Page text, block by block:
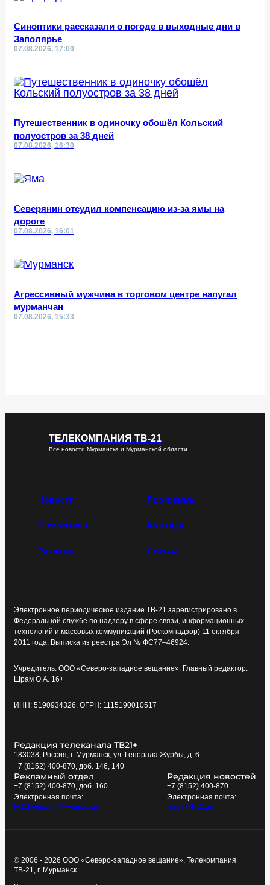
Синоптики рассказали о погоде в выходные дни в
Заполярье
07.08.2026, 17:00
Путешественник в одиночку обошёл Кольский
полуостров за 38 дней
07.08.2026, 16:30
Северянин отсудил компенсацию из-за ямы на
дороге
07.08.2026, 16:01
Агрессивный мужчина в торговом центре напугал
мурманчан
07.08.2026, 15:33
ТЕЛЕКОМПАНИЯ ТВ-21
Все новости Мурманска и Мурманской области
Новости Программы
О компании Команда
Реклама Статьи
Электронное периодическое издание ТВ-21 зарегистрировано в
Федеральной службе по надзору в сфере связи, информационных
технологий и массовых коммуникаций (Роскомнадзор) 11 октября
2011 года. Выписка из реестра Эл № ФС77–46924.
Учредитель: ООО «Северо-западное вещание». Главный редактор:
Шрам О.А. 16+
ИНН: 5190934326, ОГРН: 1115190010517
Редакция телеканала ТВ21+
183038, Россия, г. Мурманск, ул. Генерала Журбы, д. 6
+7 (8152) 400-870, доб. 146, 140
Рекламный отдел
+7 (8152) 400-870, доб. 160
Электронная почта:
tv21kompania@yandex.ru
Редакция новостей
+7 (8152) 400-870
Электронная почта:
news@tv21.ru
© 2006 - 2026 ООО «Северо-западное вещание», Телекомпания
ТВ-21, г. Мурманск